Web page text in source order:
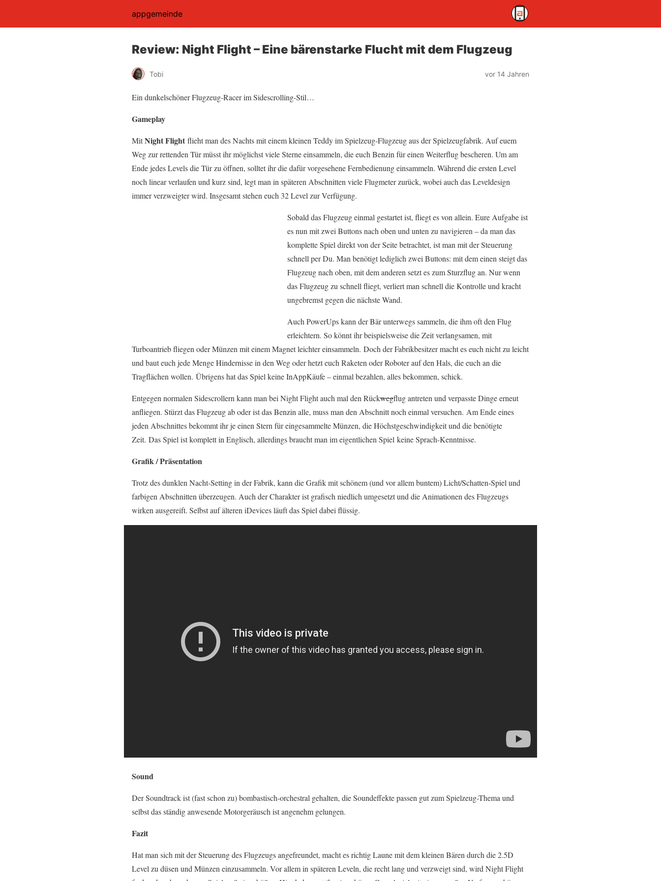
appgemeinde
Review: Night Flight – Eine bärenstarke Flucht mit dem Flugzeug
Tobi vor 14 Jahren
Ein dunkelschöner Flugzeug-Racer im Sidescrolling-Stil…
Gameplay
MitNight Flight flieht man des Nachts mit einem kleinen Teddy im Spielzeug-Flugzeug aus der Spielzeugfabrik. Auf euem
Weg zur rettenden Tür müsst ihr möglichst viele Sterne einsammeln, die euch Benzin für einen Weiterflug bescheren. Um am
Ende jedes Levels die Tür zu öffnen, solltet ihr die dafür vorgesehene Fernbedienung einsammeln. Während die ersten Level
noch linear verlaufen und kurz sind, legt man in späteren Abschnitten viele Flugmeter zurück, wobei auch das Leveldesign
immer verzweigter wird. Insgesamt stehen euch 32 Level zur Verfügung.
Sobald das Flugzeug einmal gestartet ist, fliegt es von allein. Eure Aufgabe ist
es nun mit zwei Buttons nach oben und unten zu navigieren – da man das
komplette Spiel direkt von der Seite betrachtet, ist man mit der Steuerung
schnell per Du. Man benötigt lediglich zwei Buttons: mit dem einen steigt das
Flugzeug nach oben, mit dem anderen setzt es zum Sturzflug an. Nur wenn
das Flugzeug zu schnell fliegt, verliert man schnell die Kontrolle und kracht
ungebremst gegen die nächste Wand.
Auch PowerUps kann der Bär unterwegs sammeln, die ihm oft den Flug
erleichtern. So könnt ihr beispielsweise die Zeit verlangsamen, mit
Turboantrieb fliegen oder Münzen mit einem Magnet leichter einsammeln. Doch der Fabrikbesitzer macht es euch nicht zu leicht
und baut euch jede Menge Hindernisse in den Weg oder hetzt euch Raketen oder Roboter auf den Hals, die euch an die
Tragflächen wollen. Übrigens hat das Spiel keine InAppKäufe – einmal bezahlen, alles bekommen, schick.
Entgegen normalen Sidescrollern kann man bei Night Flight auch mal den Rückwegflug antreten und verpasste Dinge erneut
anfliegen. Stürzt das Flugzeug ab oder ist das Benzin alle, muss man den Abschnitt noch einmal versuchen. Am Ende eines
jeden Abschnittes bekommt ihr je einen Stern für eingesammelte Münzen, die Höchstgeschwindigkeit und die benötigte
Zeit. Das Spiel ist komplett in Englisch, allerdings braucht man im eigentlichen Spiel keine Sprach-Kenntnisse.
Grafik / Präsentation
Trotz des dunklen Nacht-Setting in der Fabrik, kann die Grafik mit schönem (und vor allem buntem) Licht/Schatten-Spiel und
farbigen Abschnitten überzeugen. Auch der Charakter ist grafisch niedlich umgesetzt und die Animationen des Flugzeugs
wirken ausgereift. Selbst auf älteren iDevices läuft das Spiel dabei flüssig.
Sound
Der Soundtrack ist (fast schon zu) bombastisch-orchestral gehalten, die Soundeffekte passen gut zum Spielzeug-Thema und
selbst das ständig anwesende Motorgeräusch ist angenehm gelungen.
Fazit
Hat man sich mit der Steuerung des Flugzeugs angefreundet, macht es richtig Laune mit dem kleinen Bären durch die 2.5D
Level zu düsen und Münzen einzusammeln. Vor allem in späteren Leveln, die recht lang und verzweigt sind, wird Night Flight